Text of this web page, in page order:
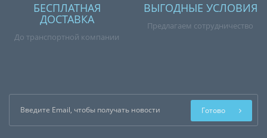
БЕСПЛАТНАЯ
ДОСТАВКА
До транспортной компании
ВЫГОДНЫЕ УСЛОВИЯ
Предлагаем сотрудничество
Готово